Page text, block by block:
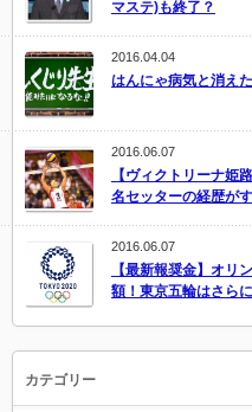
マステ)も終了？
2016.04.04
はんにゃ病気と消え
2016.06.07
【ヴィクトリーナ姫
名セッターの経歴がす
2016.06.07
【最新報奨金】オリ
額！東京五輪はさら
カテゴリー